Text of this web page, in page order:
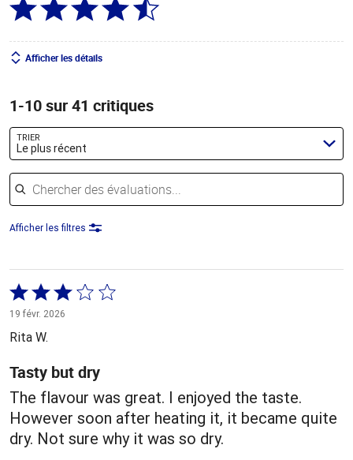
Afficher les détails
1-10 sur 41 critiques
TRIER
Le plus récent
Chercher des évaluations
Afficher les filtres
Coté
3 sur
5
19 févr. 2026
Rita W.
Tasty but dry
The flavour was great. I enjoyed the taste.
However soon after heating it, it became quite
dry. Not sure why it was so dry.